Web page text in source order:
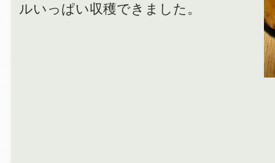
ルいっぱい収穫できました。